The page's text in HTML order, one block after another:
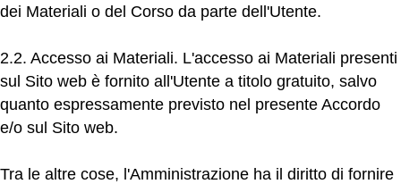
dei Materiali o del Corso da parte dell'Utente.
2.2. Accesso ai Materiali. L'accesso ai Materiali presenti
sul Sito web è fornito all'Utente a titolo gratuito, salvo
quanto espressamente previsto nel presente Accordo
e/o sul Sito web.
Tra le altre cose, l'Amministrazione ha il diritto di fornire